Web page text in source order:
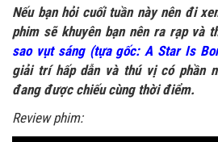
Nếu bạn hỏi cuối tuần này nên đi
phim sẽ khuyên bạn nên ra rạp và
sao vụt sáng (tựa gốc: A Star Is
giải trí hấp dẫn và thú vị có phần
đang được chiếu cùng thời điểm.
Review phim: